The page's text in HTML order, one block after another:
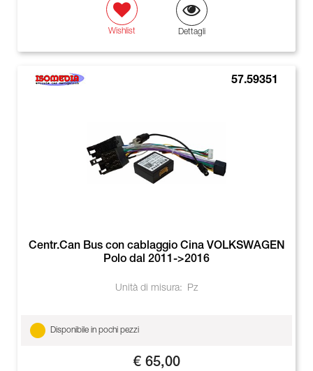
Wishlist Dettagli
57.59351
Centr.Can Bus con cablaggio Cina VOLKSWAGEN
Polo dal 2011->2016
Unità di misura: Pz
Disponibile in pochi pezzi
€ 65,00